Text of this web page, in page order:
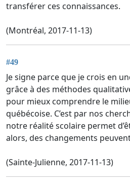
transférer ces connaissances.
(Montréal, 2017-11-13)
#49
Je signe parce que je crois en
grâce à des méthodes
pour mieux comprendre le
québécoise. C’est par nos
notre réalité scolaire permet
alors, des changements
(Sainte-Julienne, 2017-11-13)